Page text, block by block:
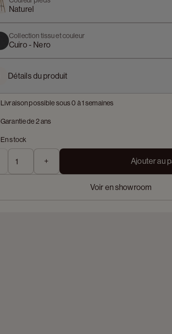
Naturel
Collection tissu et couleur
Cuiro - Nero
Détails du produit
Livraison possible sous 0 à 1 semaines
Garantie de 2 ans
En stock
+ Ajouter au
Voir en showroom